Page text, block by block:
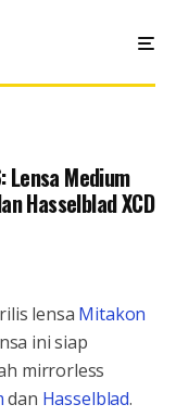
Medium
Hasselblad XCD
lensa Mitakon
ini siap
mirrorless
dan Hasselblad.